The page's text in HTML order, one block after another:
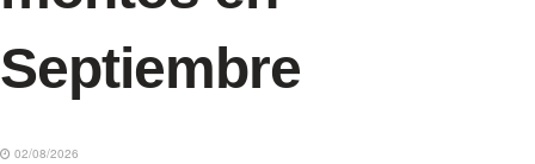
Septiembre
02/08/2026